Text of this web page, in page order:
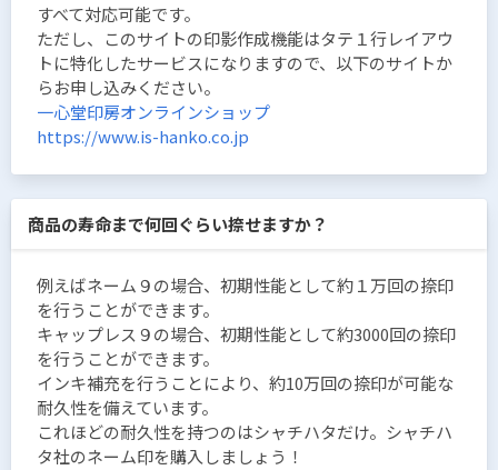
すべて対応可能です。
ただし、このサイトの印影作成機能はタテ１行レイアウ
トに特化したサービスになりますので、以下のサイトか
らお申し込みください。
一心堂印房オンラインショップ
https://www.is-hanko.co.jp
商品の寿命まで何回ぐらい捺せますか？
例えばネーム９の場合、初期性能として約１万回の捺印
を行うことができます。
キャップレス９の場合、初期性能として約3000回の捺印
を行うことができます。
インキ補充を行うことにより、約10万回の捺印が可能な
耐久性を備えています。
これほどの耐久性を持つのはシャチハタだけ。シャチハ
タ社のネーム印を購入しましょう！